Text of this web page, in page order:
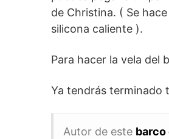
de Christina. ( Se
silicona caliente ).
Para hacer la vela del
Ya tendrás terminado
Autor de este barco